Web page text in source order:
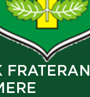
FRATERAN